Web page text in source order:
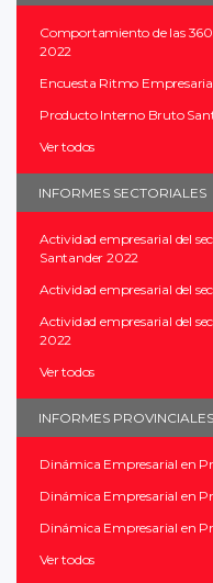
Comportamiento de las
2022
Encuesta Ritmo
Producto Interno Bruto
Ver todos
INFORMES SECTORIALES
Actividad empresarial del
Santander 2022
Actividad empresarial del
Actividad empresarial del
2022
Ver todos
INFORMES PROVINCIALES
Dinámica Empresarial en
Dinámica Empresarial en
Dinámica Empresarial en
Ver todos